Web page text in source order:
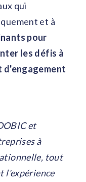
qui
et à
pour
les défis à
d'engagement
et
à
tout
l'expérience